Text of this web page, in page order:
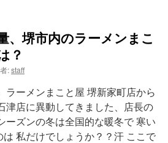
、堺市内のラーメンまこ
？
:staff
ラーメンまこと屋 堺新家町店から
津店に異動してきました、店長の
ーズンの冬は全国的な暖冬で 寒い
私だけでしょうか？？汗 ここで